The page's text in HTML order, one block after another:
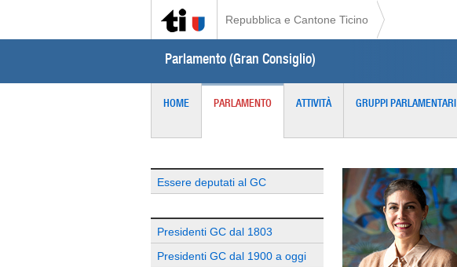
Repubblica e Cantone Ticino
Parlamento (Gran Consiglio)
HOME PARLAMENTO ATTIVITÀ GRUPPI PARLAMENTARI
Essere deputati al GC
Presidenti GC dal 1803
Presidenti GC dal 1900 a oggi